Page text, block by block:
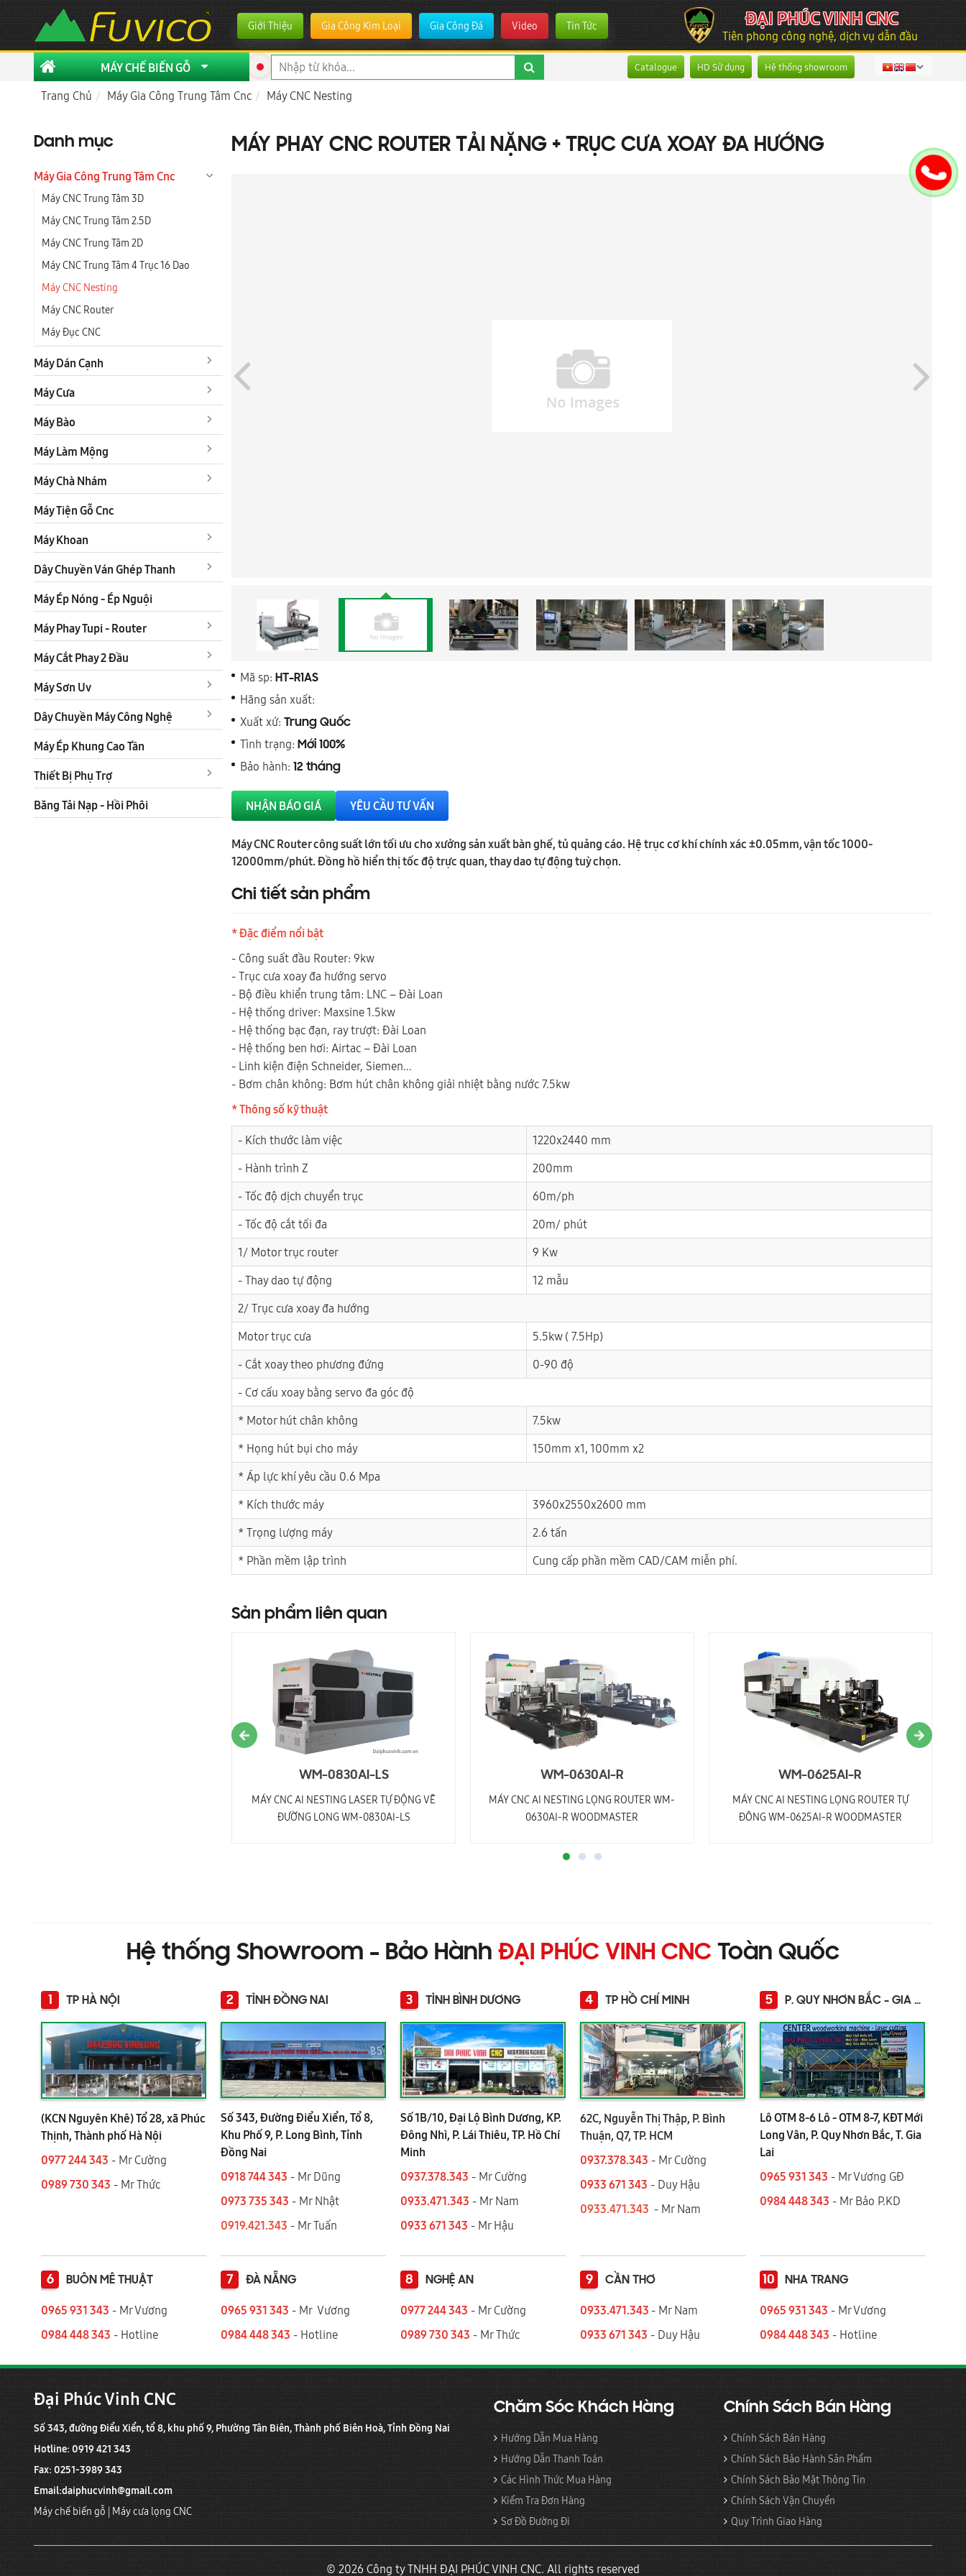
Giới Thiệu Gia Công Kim Loại Gia Công Đá Video Tin Tức ĐẠI PHÚC VINH CNC
Tiên phong công nghệ, dịch vụ dẫn đầu
MÁY CHẾ BIẾN GỖ
Catalogue HD Sử dụng Hệ thống showroom
Trang Chủ Máy Gia Công Trung Tâm Cnc Máy CNC Nesting
Danh mục
Máy Gia Công Trung Tâm Cnc
Máy CNC Trung Tâm 3D
Máy CNC Trung Tâm 2.5D
Máy CNC Trung Tâm 2D
Máy CNC Trung Tâm 4 Trục 16 Dao
Máy CNC Nesting
Máy CNC Router
Máy Đục CNC
Máy Dán Cạnh
Máy Cưa
Máy Bào
Máy Làm Mộng
Máy Chà Nhám
Máy Tiện Gỗ Cnc
Máy Khoan
Dây Chuyền Ván Ghép Thanh
Máy Ép Nóng - Ép Nguội
Máy Phay Tupi - Router
Máy Cắt Phay 2 Đầu
Máy Sơn Uv
Dây Chuyền Máy Công Nghệ
Máy Ép Khung Cao Tần
Thiết Bị Phụ Trợ
Băng Tải Nạp - Hồi Phôi
MÁY PHAY CNC ROUTER TẢI NẶNG + TRỤC CƯA XOAY ĐA HƯỚNG
Mã sp: HT-R1AS
Hãng sản xuất:
Xuất xứ: Trung Quốc
Tình trạng: Mới 100%
Bảo hành: 12 tháng
NHẬN BÁO GIÁ YÊU CẦU TƯ VẤN
Máy CNC Router công suất lớn tối ưu cho xưởng sản xuất bàn ghế, tủ quảng cáo. Hệ trục cơ khí chính xác ±0.05mm, vận tốc 1000-
12000mm/phút. Đồng hồ hiển thị tốc độ trực quan, thay dao tự động tuỳ chọn.
Chi tiết sản phẩm
* Đặc điểm nổi bật
- Công suất đầu Router: 9kw
- Trục cưa xoay đa hướng servo
- Bộ điều khiển trung tâm: LNC – Đài Loan
- Hệ thống driver: Maxsine 1.5kw
- Hệ thống bạc đạn, ray trượt: Đài Loan
- Hệ thống ben hơi: Airtac – Đài Loan
- Linh kiện điện Schneider, Siemen...
- Bơm chân không: Bơm hút chân không giải nhiệt bằng nước 7.5kw
* Thông số kỹ thuật
- Kích thước làm việc
1220x2440 mm
- Hành trình Z
200mm
- Tốc độ dịch chuyển trục
60m/ph
- Tốc độ cắt tối đa
20m/ phút
1/ Motor trục router
9 Kw
- Thay dao tự động
12 mẫu
2/ Trục cưa xoay đa hướng
Motor trục cưa
5.5kw ( 7.5Hp)
- Cắt xoay theo phương đứng
0-90 độ
- Cơ cấu xoay bằng servo đa góc độ
* Motor hút chân không
7.5kw
* Họng hút bụi cho máy
150mm x1, 100mm x2
* Áp lực khí yêu cầu 0.6 Mpa
* Kích thước máy
3960x2550x2600 mm
* Trọng lượng máy
2.6 tấn
* Phần mềm lập trình
Cung cấp phần mềm CAD/CAM miễn phí.
Sản phẩm liên quan
WM-0830AI-LS
MÁY CNC AI NESTING LASER TỰ ĐỘNG VẼ
ĐƯỜNG LỌNG WM-0830AI-LS
WM-0630AI-R
MÁY CNC AI NESTING LỌNG ROUTER WM-
0630AI-R WOODMASTER
WM-0625AI-R
MÁY CNC AI NESTING LỌNG ROUTER TỰ
ĐỘNG WM-0625AI-R WOODMASTER
Hệ thống Showroom - Bảo Hành ĐẠI PHÚC VINH CNC Toàn Quốc
1 TP HÀ NỘI
(KCN Nguyên Khê) Tổ 28, xã Phúc
Thịnh, Thành phố Hà Nội
0977 244 343 - Mr Cường
0989 730 343 - Mr Thức
2 TỈNH ĐỒNG NAI
Số 343, Đường Điểu Xiển, Tổ 8,
Khu Phố 9, P. Long Bình, Tỉnh
Đồng Nai
0918 744 343 - Mr Dũng
0973 735 343 - Mr Nhật
0919.421.343 ​​​​​​ - Mr Tuấn
3 TỈNH BÌNH DƯƠNG
Số 1B/10, Đại Lộ Bình Dương, KP.
Đông Nhì, P. Lái Thiêu, TP. Hồ Chí
Minh
0937.378.343 - Mr Cường
0933.471.343 - Mr Nam
0933 671 343 - Mr Hậu
4 TP HỒ CHÍ MINH
62C, Nguyễn Thị Thập, P. Bình
Thuận, Q7, TP. HCM
0937.378.343 - Mr Cường
0933 671 343 - Duy Hậu
0933.471.343 - Mr Nam
5 P. QUY NHƠN BẮC - GIA LAI
Lô OTM 8-6 Lô - OTM 8-7, KĐT Mới
Long Vân, P. Quy Nhơn Bắc, T. Gia
Lai
0965 931 343 - Mr Vương GĐ
0984 448 343 - Mr Bảo P.KD
6 BUÔN MÊ THUẬT
0965 931 343 - Mr Vương
0984 448 343 - Hotline
7 ĐÀ NẴNG
0965 931 343 - Mr Vương
0984 448 343 - Hotline
8 NGHỆ AN
0977 244 343 - Mr Cường
0989 730 343 - Mr Thức
9 CẦN THƠ
0933.471.343 - Mr Nam
0933 671 343 - Duy Hậu
10 NHA TRANG
0965 931 343 - Mr Vương
0984 448 343 - Hotline
Đại Phúc Vinh CNC
Số 343, đường Điểu Xiển, tổ 8, khu phố 9, Phường Tân Biên, Thành phố Biên Hoà, Tỉnh Đồng Nai
Hotline: 0919 421 343
Fax: 0251-3989 343
Email:daiphucvinh@gmail.com
Máy chế biến gỗ | Máy cưa lọng CNC
Chăm Sóc Khách Hàng
Hướng Dẫn Mua Hàng
Hướng Dẫn Thanh Toán
Các Hình Thức Mua Hàng
Kiểm Tra Đơn Hàng
Sơ Đồ Đường Đi
Chính Sách Bán Hàng
Chính Sách Bán Hàng
Chính Sách Bảo Hành Sản Phẩm
Chính Sách Bảo Mật Thông Tin
Chính Sách Vận Chuyển
Quy Trình Giao Hàng
© 2026 Công ty TNHH ĐẠI PHÚC VINH CNC. All rights reserved